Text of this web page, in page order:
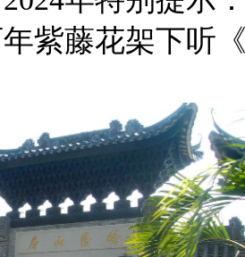
紫藤花架下听